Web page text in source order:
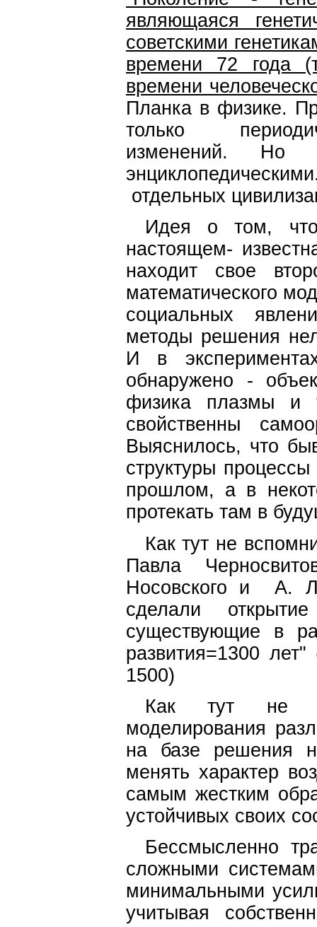
являющаяся
советскими
времени 72 года
времени
Планка в физике.
только
изменений. Но
отдельных
Идея о том,
настоящем-
находит свое
математического
социальных
методы решения
И в
обнаружено -
физика плазмы и
свойственны
Выяснилось, что
структуры
прошлом, а в
протекать там в
Как тут не
Павла
Носовского и А.
сделали
существующие в
развития=1300
1500)
Как тут не
моделирования
на базе решения
менять характер
самым жестким
устойчивых своих
Бессмысленно
сложными
минимальными
учитывая